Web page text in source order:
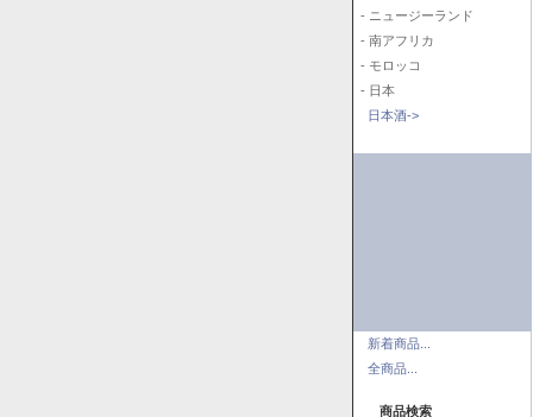
- ニュージーランド
- 南アフリカ
- モロッコ
- 日本
日本酒->
新着商品...
全商品...
商品検索